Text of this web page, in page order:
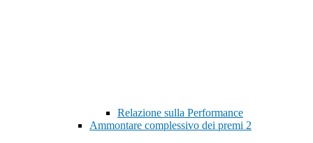
Relazione sulla Performance
Ammontare complessivo dei premi 2